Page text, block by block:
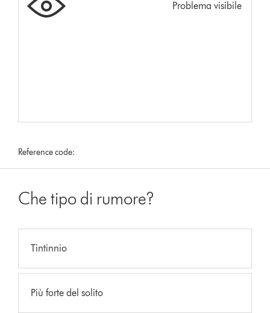
Problema visibile
Reference code:
Che tipo di rumore?
Tintinnio
Più forte del solito